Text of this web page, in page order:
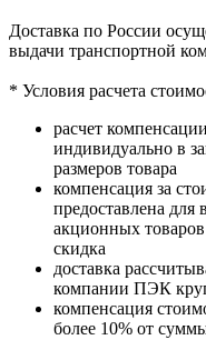
Доставка по России
выдачи транспортной
* Условия расчета
расчет
индивидуально в
размеров товара
компенсация за
предоставлена для
акционных
скидка
доставка
компании ПЭК
компенсация
более 10% от суммы